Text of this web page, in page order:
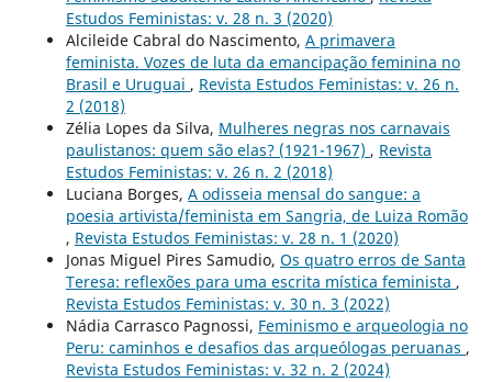
Estudos Feministas: v. 28 n. 3 (2020)
Alcileide Cabral do Nascimento, A primavera
feminista. Vozes de luta da emancipação feminina no
Brasil e Uruguai , Revista Estudos Feministas: v. 26 n.
2 (2018)
Zélia Lopes da Silva, Mulheres negras nos carnavais
paulistanos: quem são elas? (1921-1967) , Revista
Estudos Feministas: v. 26 n. 2 (2018)
Luciana Borges, A odisseia mensal do sangue: a
poesia artivista/feminista em Sangria, de Luiza Romão
, Revista Estudos Feministas: v. 28 n. 1 (2020)
Jonas Miguel Pires Samudio, Os quatro erros de Santa
Teresa: reflexões para uma escrita mística feminista ,
Revista Estudos Feministas: v. 30 n. 3 (2022)
Nádia Carrasco Pagnossi, Feminismo e arqueologia no
Peru: caminhos e desafios das arqueólogas peruanas ,
Revista Estudos Feministas: v. 32 n. 2 (2024)